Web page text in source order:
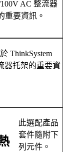
AC 整流器
重要資訊。
ThinkSystem
器托架的重要資
此選配產品
套件隨附下
列元件。